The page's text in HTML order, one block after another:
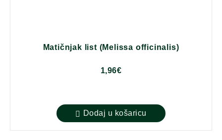
Matičnjak list (Melissa officinalis)
1,96€
Dodaj u košaricu